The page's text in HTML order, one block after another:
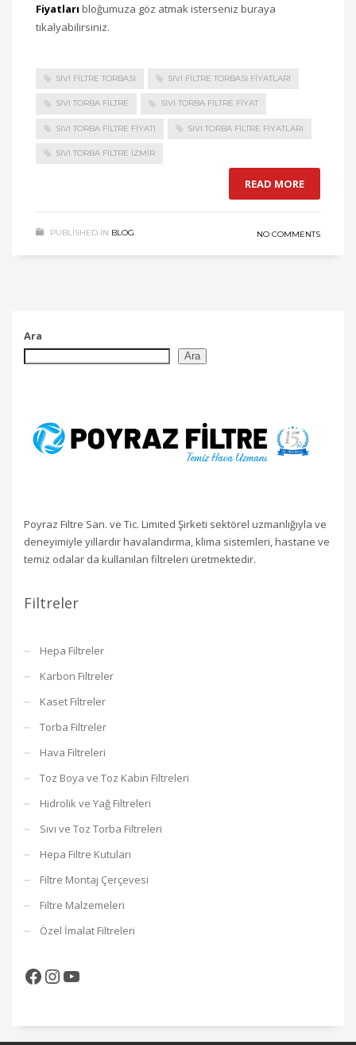
Fiyatları bloğumuza göz atmak isterseniz buraya
tıkalyabilirsiniz.
SIVI FİLTRE TORBASI SIVI FİLTRE TORBASI FİYATLARI
SIVI TORBA FİLTRE SIVI TORBA FİLTRE FİYAT
SIVI TORBA FİLTRE FİYATI SIVI TORBA FİLTRE FİYATLARI
SIVI TORBA FİLTRE İZMİR
READ MORE
PUBLISHED IN BLOG NO COMMENTS
Ara
Ara
Poyraz Filtre San. ve Tic. Limited Şirketi sektörel uzmanlığıyla ve
deneyimiyle yıllardır havalandırma, klima sistemleri, hastane ve
temiz odalar da kullanılan filtreleri üretmektedir.
Filtreler
Hepa Filtreler
Karbon Filtreler
Kaset Filtreler
Torba Filtreler
Hava Filtreleri
Toz Boya ve Toz Kabin Filtreleri
Hidrolik ve Yağ Filtreleri
Sıvı ve Toz Torba Filtreleri
Hepa Filtre Kutuları
Filtre Montaj Çerçevesi
Filtre Malzemeleri
Özel İmalat Filtreleri
Facebook
Instagram
YouTube